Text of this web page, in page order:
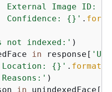
External Image ID:
Confidence: {}' .
not indexed:' )
in response[
{}' . format
)
in unindexedFace[